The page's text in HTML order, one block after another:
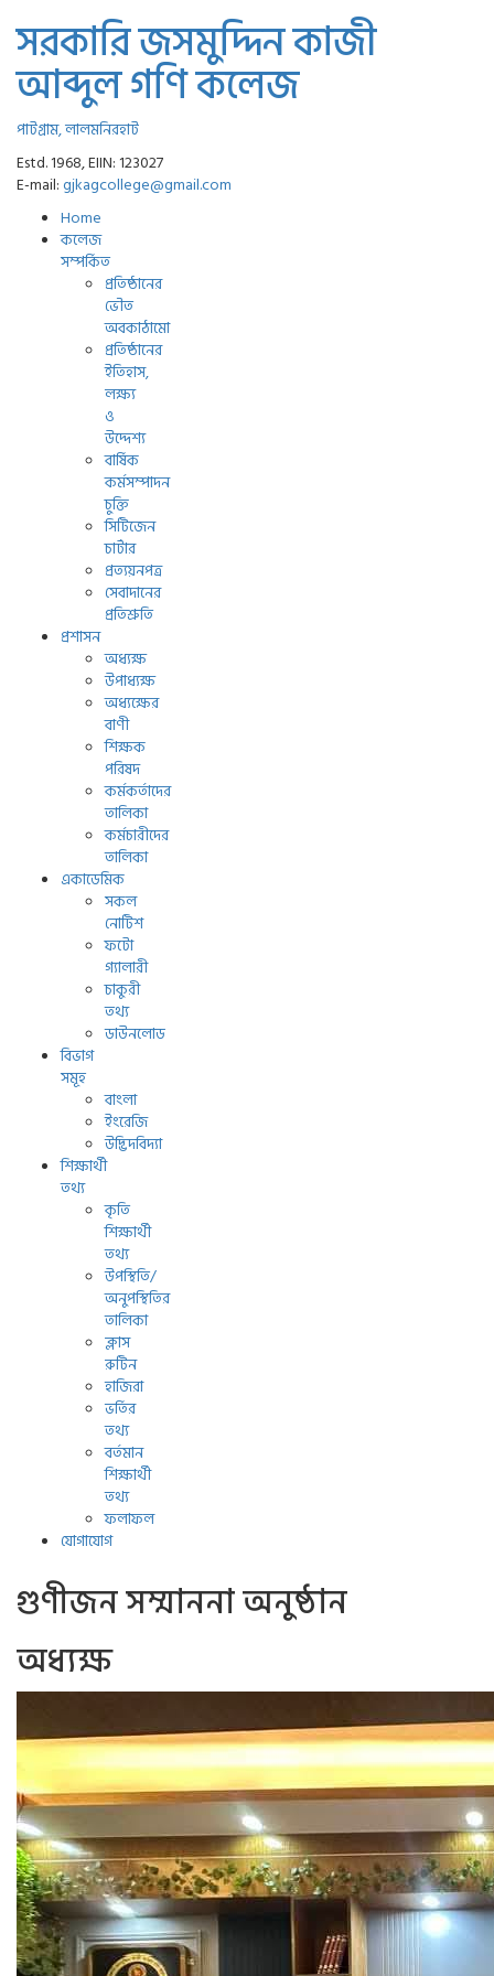
সরকারি জসমুদ্দিন কাজী
আব্দুল গণি কলেজ
পাটগ্রাম, লালমনিরহাট
Estd. 1968, EIIN: 123027
E-mail:gjkagcollege@gmail.com
Home
কলেজ
সম্পর্কিত
প্রতিষ্ঠানের
ভৌত
অবকাঠামো
প্রতিষ্ঠানের
ইতিহাস,
লক্ষ্য
ও
উদ্দেশ্য
বার্ষিক
কর্মসম্পাদন
চুক্তি
সিটিজেন
চার্টার
প্রত্যয়নপত্র
সেবাদানের
প্রতিশ্রুতি
প্রশাসন
অধ্যক্ষ
উপাধ্যক্ষ
অধ্যক্ষের
বাণী
শিক্ষক
পরিষদ
কর্মকর্তাদের
তালিকা
কর্মচারীদের
তালিকা
একাডেমিক
সকল
নোটিশ
ফটো
গ্যালারী
চাকুরী
তথ্য
ডাউনলোড
বিভাগ
সমূহ
বাংলা
ইংরেজি
উদ্ভিদবিদ্যা
শিক্ষার্থী
তথ্য
কৃতি
শিক্ষার্থী
তথ্য
উপস্থিতি/
অনুপস্থিতির
তালিকা
ক্লাস
রুটিন
হাজিরা
ভর্তির
তথ্য
বর্তমান
শিক্ষার্থী
তথ্য
ফলাফল
যোগাযোগ
গুণীজন সম্মাননা অনুষ্ঠান
অধ্যক্ষ